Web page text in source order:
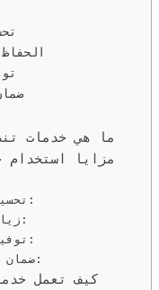
1.
2.
3.
4.
ما هي خدمات
مزايا استخدام
1. تحسين أداء الغسالة:
2. زيادة عمر الغسالة:
3. توفير الوقت والجهد:
4. ضمان النظافة والصحة:
كيف تعمل